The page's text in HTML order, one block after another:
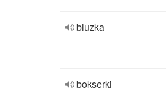
bluzka
bokserki